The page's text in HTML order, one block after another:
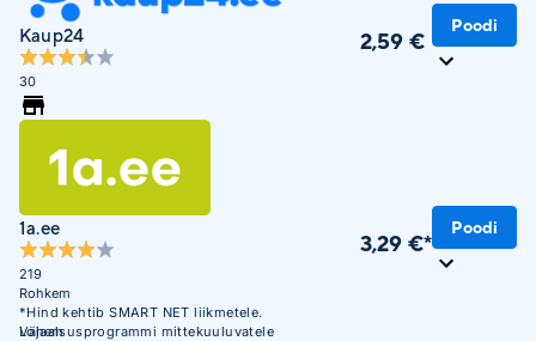
Kaup24
30
2,59 €
Poodi
1a.ee
219
Rohkem
*Hind kehtib SMART NET liikmetele.
Lojaalsusprogrammi mittekuuluvatele
Vähem
3,29 €*
Poodi